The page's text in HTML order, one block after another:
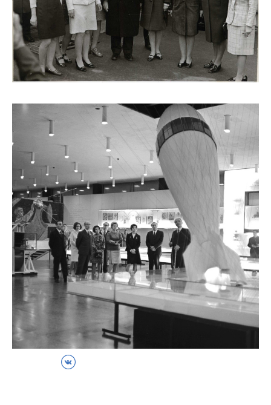
ВКонтакте